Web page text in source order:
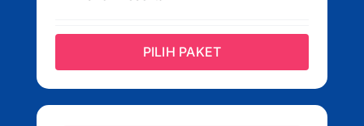
PILIH PAKET